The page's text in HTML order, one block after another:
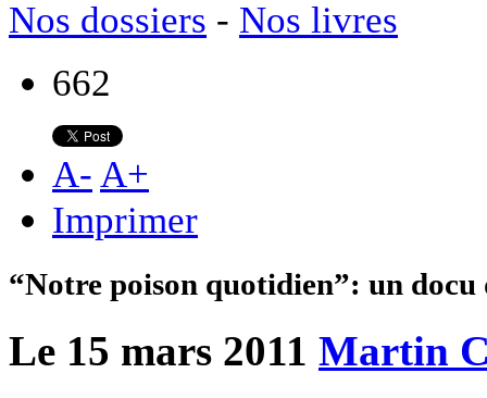
Nos dossiers - Nos livres
662
A- A+
Imprimer
“Notre poison quotidien”: un
Le 15 mars 2011 Martin